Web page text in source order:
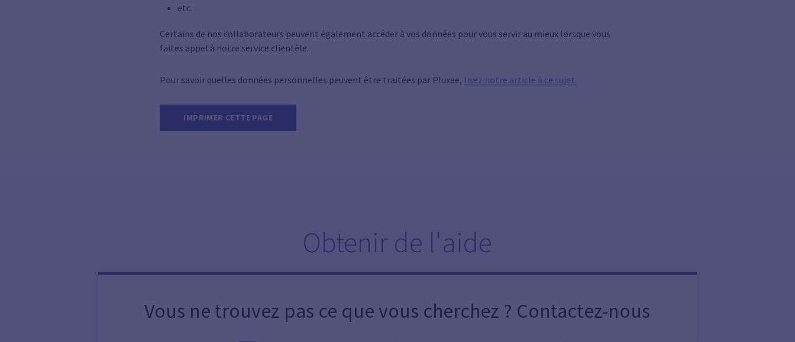
etc.
Certains de nos collaborateurs peuvent également accéder à vos données pour vous servir au mieux lorsque vous
faites appel à notre service clientèle.
Pour savoir quelles données personnelles peuvent être traitées par Pluxee, lisez notre article à ce sujet.
IMPRIMER CETTE PAGE
Obtenir de l'aide
Vous ne trouvez pas ce que vous cherchez ? Contactez-nous